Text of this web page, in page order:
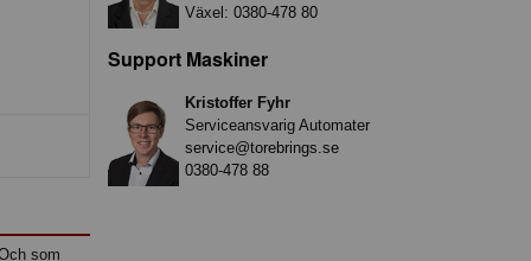
som
Växel: 0380-478 80
Support Maskiner
Kristoffer Fyhr
Serviceansvarig Automater
service@torebrings.se
0380-478 88